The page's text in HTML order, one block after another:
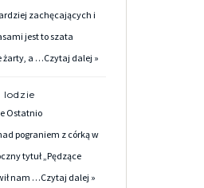
zachęcających i
jest to szata
żarty, a …Czytaj dalej »
lodzie
Ostatnio
pograniem z córką w
tytuł „Pędzące
nam …Czytaj dalej »